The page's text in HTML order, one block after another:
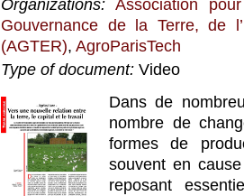
Organizations: Association
Gouvernance de la Terre, de
(AGTER), AgroParisTech
Type of document: Video
Dans de
nombre de
formes de
souvent en
reposant